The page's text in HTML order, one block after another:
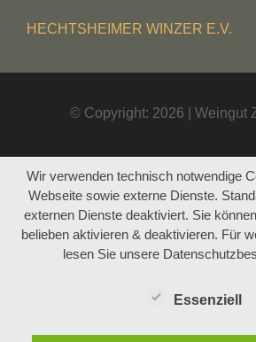
HECHTSHEIMER WINZER E.V.
© Copyright: 2026 | Weingut
Wir verwenden technisch notwendige
Webseite sowie externe Dienste.
externen Dienste deaktiviert. Sie
belieben aktivieren & deaktivieren. Für
lesen Sie unsere
Essenziell